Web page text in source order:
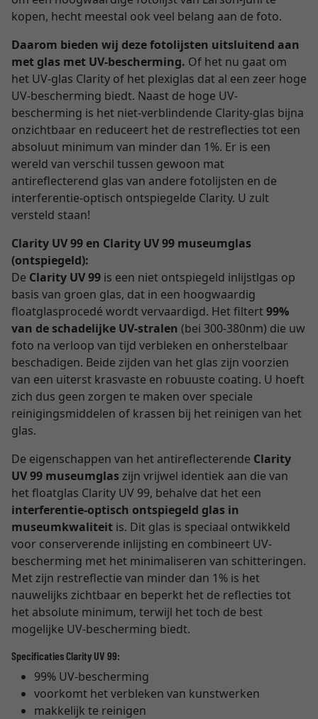
kopen, hecht meestal ook veel belang aan de foto.
Daarom bieden wij deze fotolijsten uitsluitend aan
met glas met UV-bescherming. Of het nu gaat om
het UV-glas Clarity of het plexiglas dat al een zeer hoge
UV-bescherming biedt. Naast de hoge UV-
bescherming is het niet-verblindende Clarity-glas bijna
onzichtbaar en reduceert het de restreflecties tot een
absoluut minimum van minder dan 1%. Er is een
wereld van verschil tussen gewoon mat
antireflecterend glas van andere fotolijsten en de
interferentie-optisch ontspiegelde Clarity. U zult
versteld staan!
Clarity UV 99 en Clarity UV 99 museumglas
(ontspiegeld):
De Clarity UV 99 is een niet ontspiegeld inlijstlgas op
basis van groen glas, dat in een hoogwaardig
floatglasprocedé wordt vervaardigd. Het filtert99%
van de schadelijke UV-stralen (bei 300-380nm) die uw
foto na verloop van tijd verbleken en onherstelbaar
beschadigen. Beide zijden van het glas zijn voorzien
van een uiterst krasvaste en robuuste coating. U hoeft
zich dus geen zorgen te maken over speciale
reinigingsmiddelen of krassen bij het reinigen van het
glas.
De eigenschappen van het antireflecterende Clarity
UV 99 museumglaszijn vrijwel identiek aan die van
het floatglas Clarity UV 99, behalve dat het een
interferentie-optisch ontspiegeld glas in
museumkwaliteit is. Dit glas is speciaal ontwikkeld
voor conserverende inlijsting en combineert UV-
bescherming met het minimaliseren van schitteringen.
Met zijn restreflectie van minder dan 1% is het
nauwelijks zichtbaar en beperkt het de reflecties tot
het absolute minimum, terwijl het toch de best
mogelijke UV-bescherming biedt.
Specificaties Clarity UV 99:
99% UV-bescherming
voorkomt het verbleken van kunstwerken
makkelijk te reinigen